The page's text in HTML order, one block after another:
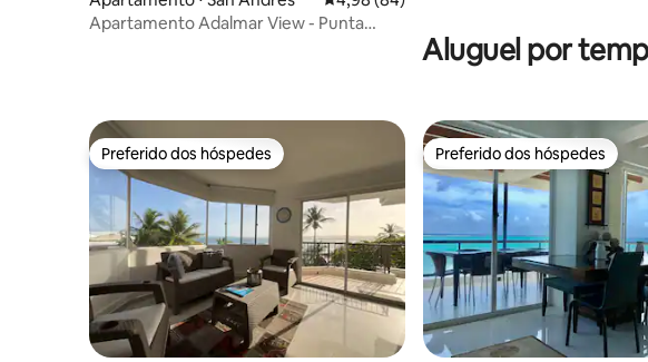
Apartamento Adalmar View - Punta
Aluguel por
Preferido dos hóspedes
Preferido dos hóspedes Preferido dos hóspedes
Preferido dos hóspedes